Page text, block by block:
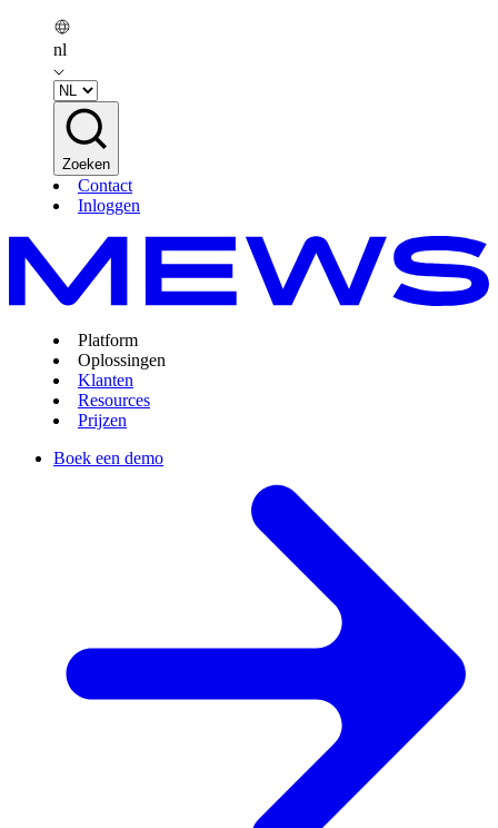
nl
Zoeken
Contact
Inloggen
Platform
Oplossingen
Klanten
Resources
Prijzen
Boek een demo